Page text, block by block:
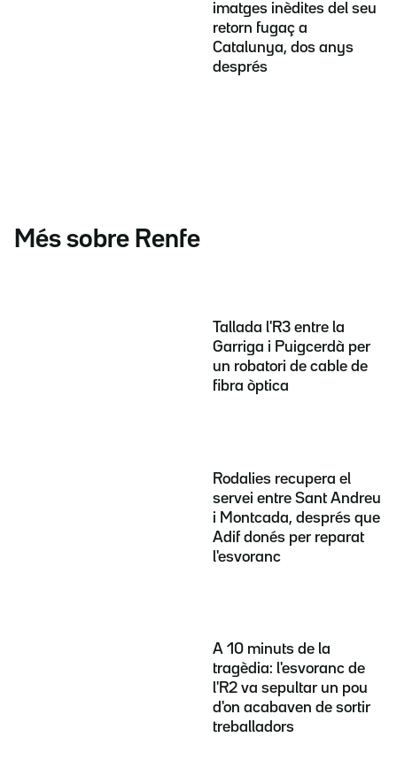
imatges inèdites del seu
retorn fugaç a
Catalunya, dos anys
després
Més sobre Renfe
Tallada l'R3 entre la
Garriga i Puigcerdà per
un robatori de cable de
fibra òptica
Rodalies recupera el
servei entre Sant Andreu
i Montcada, després que
Adif donés per reparat
l'esvoranc
A 10 minuts de la
tragèdia: l'esvoranc de
l'R2 va sepultar un pou
d'on acabaven de sortir
treballadors